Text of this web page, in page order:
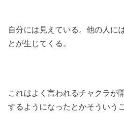
自分には見えている。他の人に
とが生じてくる。
これはよく言われるチャクラが
するようになったとかそういう